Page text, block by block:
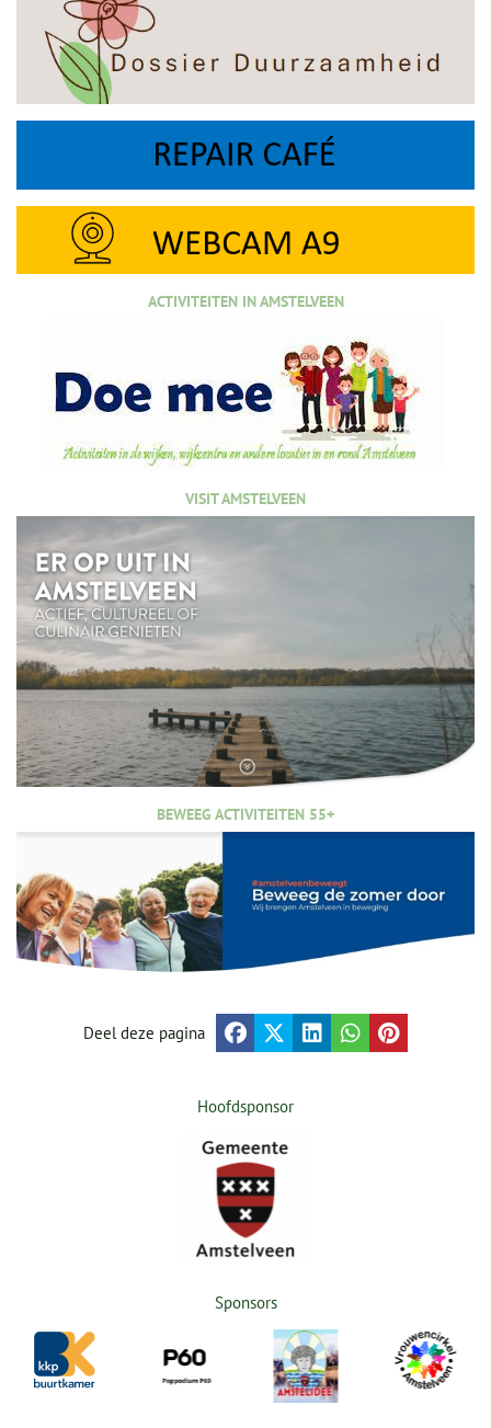
ACTIVITEITEN IN AMSTELVEEN
VISIT AMSTELVEEN
BEWEEG ACTIVITEITEN 55+
Deel deze pagina
Hoofdsponsor
Sponsors